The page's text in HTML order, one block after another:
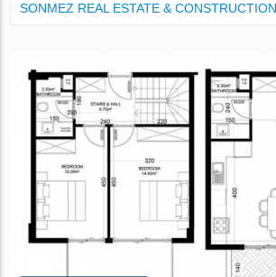
SONMEZ REAL ESTATE & CONSTRUCTION